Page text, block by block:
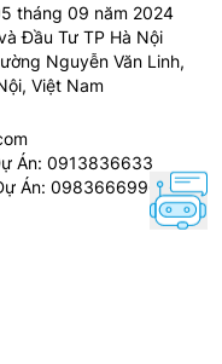
lạnh không chỉ
sưởi ấm thông
độ thông minh
động êm ái, chế
độ làm lạnh nhanh,
độ ẩm tránh mất
khuẩn, chế độ lọc
lựa chọn các tính
lãng phí.
sử dụng
dùng có thể chọn
tháng 09 năm 2024
Đầu Tư TP Hà Nội
Nguyễn Văn Linh,
Việt Nam
Án: 0913836633
Án: 0983666996